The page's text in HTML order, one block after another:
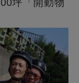
坪「開動物